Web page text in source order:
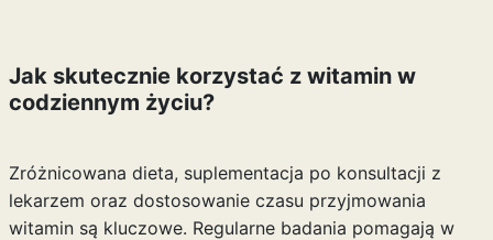
Jak skutecznie korzystać z witamin w
codziennym życiu?
Zróżnicowana dieta, suplementacja po konsultacji z
lekarzem oraz dostosowanie czasu przyjmowania
witamin są kluczowe. Regularne badania pomagają w